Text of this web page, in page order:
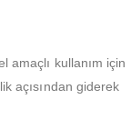
amaçlı kullanım için
açısından giderek